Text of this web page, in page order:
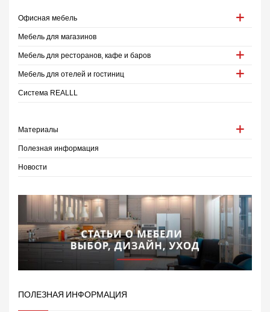
Офисная мебель
Мебель для магазинов
Мебель для ресторанов, кафе и баров
Мебель для отелей и гостиниц
Система REALLL
Материалы
Полезная информация
Новости
ПОЛЕЗНАЯ ИНФОРМАЦИЯ